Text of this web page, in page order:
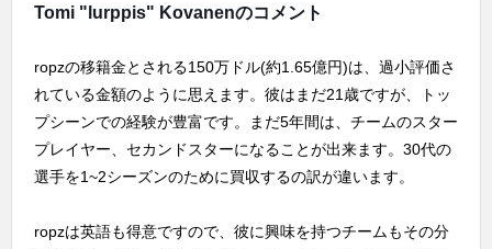
Tomi "lurppis" Kovanenのコメント
ropzの移籍金とされる150万ドル(約1.65億円)は、過小評価さ
れている金額のように思えます。彼はまだ21歳ですが、トッ
プシーンでの経験が豊富です。まだ5年間は、チームのスター
プレイヤー、セカンドスターになることが出来ます。30代の
選手を1~2シーズンのために買収するの訳が違います。
ropzは英語も得意ですので、彼に興味を持つチームもその分